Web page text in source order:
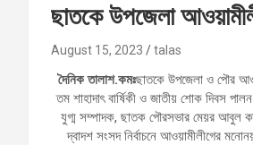
ছাতকে উপজেলা
August 15, 2023 talas
দৈনিক তালাশ.কমঃছাতকে উপজেলা ও পৌর
তম শাহাদাৎ বার্ষিকী ও জাতীয় শোক দিবস
যুগ্ম সম্পাদক, ছাতক পৌরসভার মেয়র আবুল
দ্বাদশ সংসদ নির্বাচনে আওয়ামীলীগের